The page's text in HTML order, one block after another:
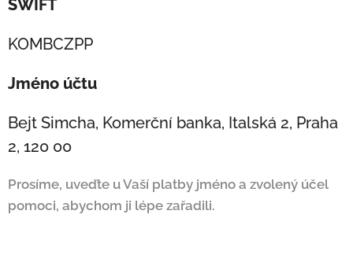
SWIFT
KOMBCZPP
Jméno účtu
Bejt Simcha, Komerční banka, Italská 2, Praha
2, 120 00
Prosíme, uveďte u Vaší platby jméno a zvolený účel
pomoci, abychom ji lépe zařadili.